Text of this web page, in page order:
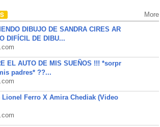
More
DIBUJO DE SANDRA CIRES AR
DIFÍCIL DE DIBU...
EL AUTO DE MIS SUEÑOS !!! *sorpr
padres* ??...
Lionel Ferro X Amira Chediak (Video